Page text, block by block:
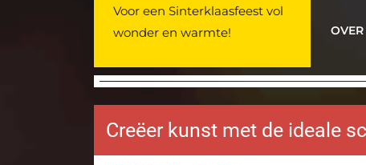
Voor een Sinterklaasfeest vol
wonder en warmte!
Creëer kunst met de ideale